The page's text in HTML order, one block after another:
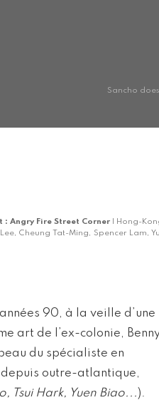
Sancho
: Angry Fire Street Corner | Hong-
Cheung Tat-Ming, Spencer Lam, Yu
90, à la veille d’une
art de l’ex-colonie,
du spécialiste en
outre-atlantique,
Tsui Hark, Yuen Biao...).